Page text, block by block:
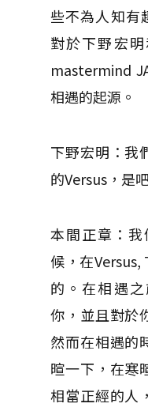
些不為人知有
對於下野宏
mastermind
相遇的起源。
下野宏明：我
的Versus，是
本間正章：
候，在
的。在相遇
你，並且對於
然而在相遇的
暄一下，在寒
相當正經的人